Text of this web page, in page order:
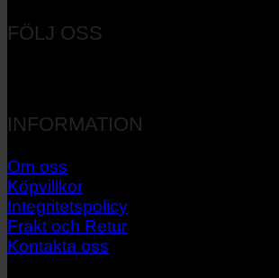
FÖLJ OSS
INFORMATION
Om oss
Köpvillkor
Integritetspolicy
Frakt och Retur
Kontakta oss